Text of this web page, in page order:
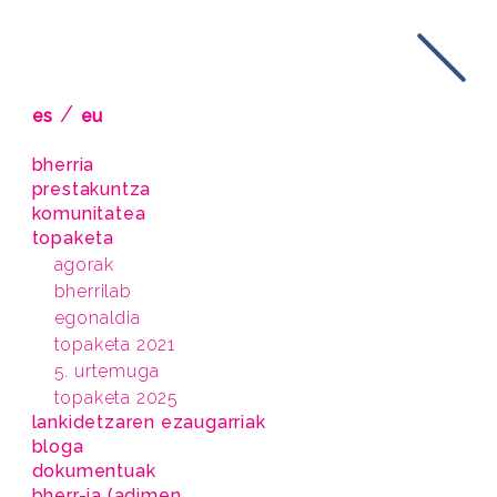
es / eu
bherria
prestakuntza
komunitatea
topaketa
agorak
bherrilab
egonaldia
topaketa 2021
5. urtemuga
topaketa 2025
lankidetzaren ezaugarriak
bloga
dokumentuak